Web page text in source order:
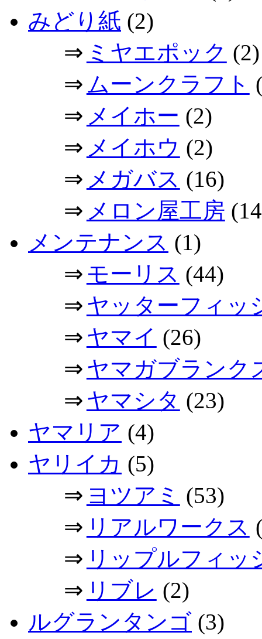
みどり紙 (2)
⇒ ミヤエポック (2)
⇒ ムーンクラフト
⇒ メイホー (2)
⇒ メイホウ (2)
⇒ メガバス (16)
⇒ メロン屋工房
メンテナンス (1)
⇒ モーリス (44)
⇒ ヤッターフィッ
⇒ ヤマイ (26)
⇒ ヤマガブランク
⇒ ヤマシタ (23)
ヤマリア (4)
ヤリイカ (5)
⇒ ヨツアミ (53)
⇒ リアルワークス
⇒ リップルフィッ
⇒ リブレ (2)
ルグランタンゴ (3)